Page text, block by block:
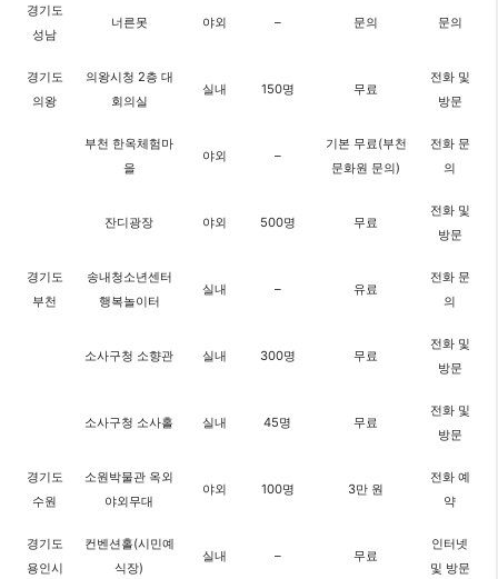
경기도
성남
너른못 야외 – 문의 문의
경기도
의왕
의왕시청 2층 대
회의실
실내 150명 무료
전화 및
방문
경기도
부천
부천 한옥체험마
을
야외 –
기본 무료(부천
문화원 문의)
전화 문
의
잔디광장 야외 500명 무료
전화 및
방문
송내청소년센터
행복놀이터
실내 – 유료
전화 문
의
소사구청 소향관 실내 300명 무료
전화 및
방문
소사구청 소사홀 실내 45명 무료
전화 및
방문
경기도
수원
소원박물관 옥외
야외무대
야외 100명 3만 원
전화 예
약
경기도
용인시
컨벤션홀(시민예
식장)
실내 – 무료
인터넷
및 방문